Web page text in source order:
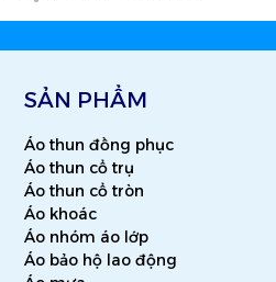
SẢN PHẨM
Áo thun đồng phục
Áo thun cổ trụ
Áo thun cổ tròn
Áo khoác
Áo nhóm áo lớp
Áo bảo hộ lao động